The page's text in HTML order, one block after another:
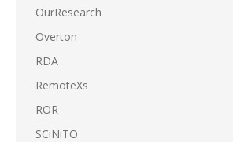
OurResearch
Overton
RDA
RemoteXs
ROR
SCiNiTO